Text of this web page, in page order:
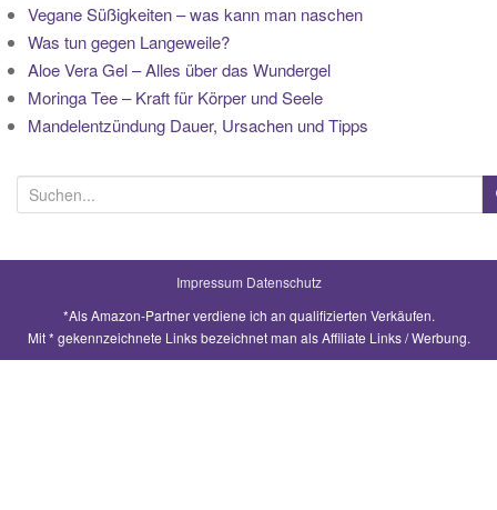
Vegane Süßigkeiten – was kann man naschen
Was tun gegen Langeweile?
Aloe Vera Gel – Alles über das Wundergel
Moringa Tee – Kraft für Körper und Seele
Mandelentzündung Dauer, Ursachen und Tipps
u
a
Impressum Datenschutz
*Als Amazon-Partner verdiene ich an qualifizierten Verkäufen.
Mit * gekennzeichnete Links bezeichnet man als Affiliate Links / Werbung.